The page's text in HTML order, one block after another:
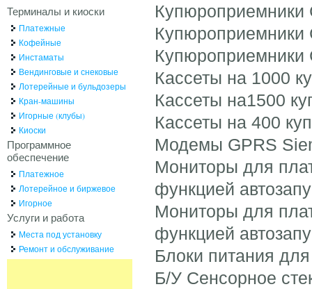
Купюроприемники
Купюроприемники
Купюроприемники
Кассеты на 1000
Кассеты на1500
Кассеты на 400
Модемы GPRS
Мониторы для
функцией
Мониторы для
функцией
Блоки питания
Б/У Сенсорное
Терминалы и киоски
Платежные
Кофейные
Инстаматы
Вендинговые и снековые
Лотерейные и бульдозеры
Кран-машины
Игорные (клубы)
Киоски
Программное
обеспечение
Платежное
Лотерейное и биржевое
Игорное
Услуги и работа
Места под установку
Ремонт и обслуживание